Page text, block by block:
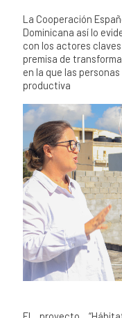
La Cooperación
Dominicana así lo
con los actores
premisa de
en la que las
productiva